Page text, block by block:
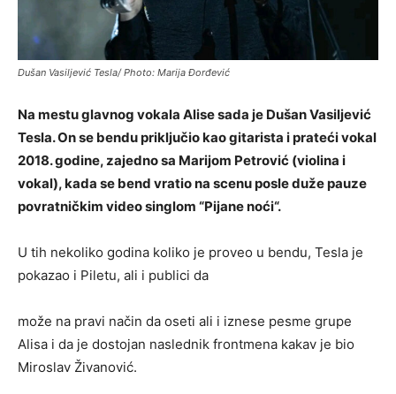
Dušan Vasiljević Tesla/ Photo: Marija Đorđević
Na mestu glavnog vokala Alise sada je Dušan Vasiljević
Tesla. On se bendu priključio kao gitarista i prateći vokal
2018. godine, zajedno sa Marijom Petrović (violina i
vokal), kada se bend vratio na scenu posle duže pauze
povratničkim video singlom “Pijane noći“.
U tih nekoliko godina koliko je proveo u bendu, Tesla je
pokazao i Piletu, ali i publici da
može na pravi način da oseti ali i iznese pesme grupe
Alisa i da je dostojan naslednik frontmena kakav je bio
Miroslav Živanović.